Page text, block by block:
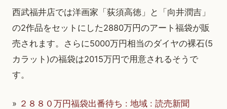
西武福井店では洋画家「荻須高徳」と「向井潤吉」
の2作品をセットにした2880万円のアート福袋が販
売されます。さらに5000万円相当のダイヤの裸石(5
カラット)の福袋は2015万円で用意されるそうで
す。
» ２８８０万円福袋出番待ち : 地域 : 読売新聞